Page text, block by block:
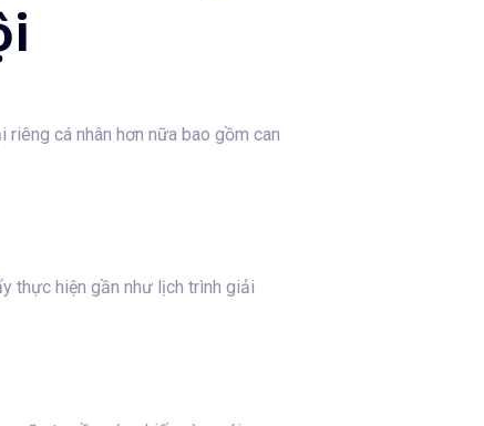
cá nhân hơn nữa bao gồm can
thực hiện gần như lịch trình giải